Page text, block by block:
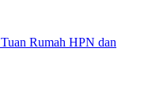
Rumah HPN dan